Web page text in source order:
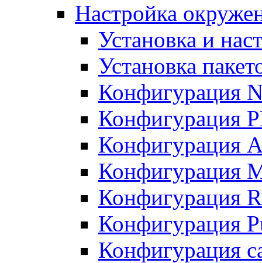
Настройка
Установка и
Установка
Конфигурация
Конфигурация
Конфигурация
Конфигурация
Конфигурация
Конфигурация
Конфигурация